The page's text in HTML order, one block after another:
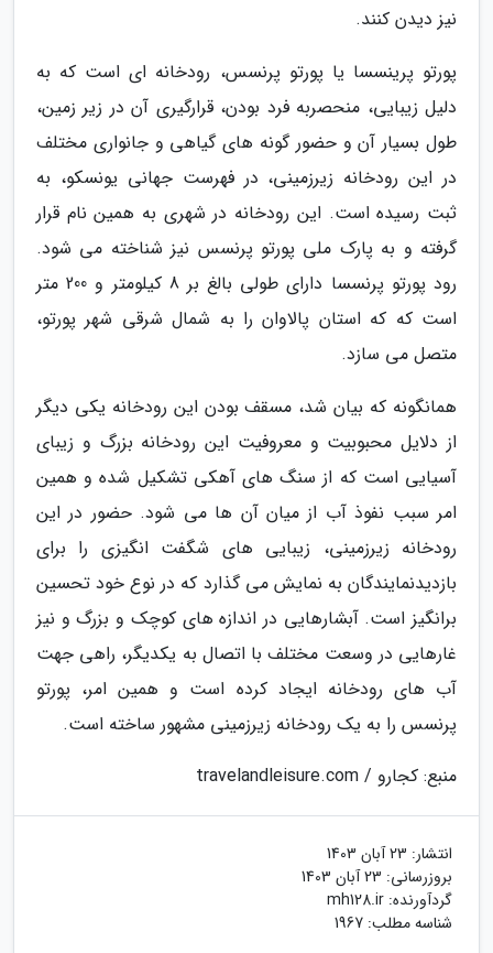
نیز دیدن کنند.
پورتو پرینسسا یا پورتو پرنسس، رودخانه ای است که به
دلیل زیبایی، منحصربه فرد بودن، قرارگیری آن در زیر زمین،
طول بسیار آن و حضور گونه های گیاهی و جانواری مختلف
در این رودخانه زیرزمینی، در فهرست جهانی یونسکو، به
ثبت رسیده است. این رودخانه در شهری به همین نام قرار
گرفته و به پارک ملی پورتو پرنسس نیز شناخته می شود.
رود پورتو پرنسسا دارای طولی بالغ بر 8 کیلومتر و 200 متر
است که که استان پالاوان را به شمال شرقی شهر پورتو،
متصل می سازد.
همانگونه که بیان شد، مسقف بودن این رودخانه یکی دیگر
از دلایل محبوبیت و معروفیت این رودخانه بزرگ و زیبای
آسیایی است که از سنگ های آهکی تشکیل شده و همین
امر سبب نفوذ آب از میان آن ها می شود. حضور در این
رودخانه زیرزمینی، زیبایی های شگفت انگیزی را برای
بازدیدنمایندگان به نمایش می گذارد که در نوع خود تحسین
برانگیز است. آبشارهایی در اندازه های کوچک و بزرگ و نیز
غارهایی در وسعت مختلف با اتصال به یکدیگر، راهی جهت
آب های رودخانه ایجاد کرده است و همین امر، پورتو
پرنسس را به یک رودخانه زیرزمینی مشهور ساخته است.
منبع: کجارو / travelandleisure.com
انتشار: 23 آبان 1403
بروزرسانی: 23 آبان 1403
گردآورنده: mh128.ir
شناسه مطلب: 1967